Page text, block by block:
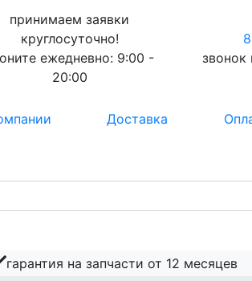
принимаем заявки
круглосуточно!
ежедневно: 9:00 -
20:00
звонок
Доставка
гарантия на запчасти от 12 месяцев